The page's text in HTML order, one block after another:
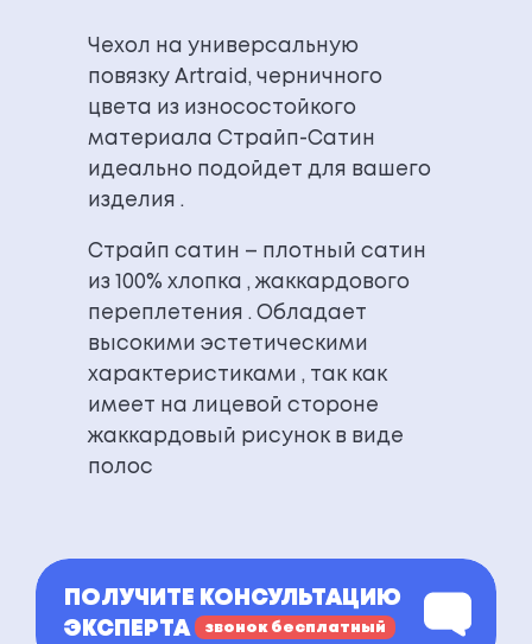
Чехол на универсальную
повязку Artraid , черничного
цвета из износостойкого
материала Страйп-Сатин
идеально подойдет для вашего
изделия .
Страйп сатин – плотный сатин
из 100% хлопка , жаккардового
переплетения . Обладает
высокими эстетическими
характеристиками , так как
имеет на лицевой стороне
жаккардовый рисунок в виде
полос
ПОЛУЧИТЕ КОНСУЛЬТАЦИЮ
ЭКСПЕРТА
звонок бесплатный